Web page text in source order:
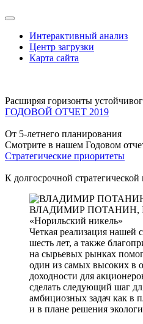
Интерактивный анализ
Центр загрузки
Карта сайта
Расширяя горизонты
ГОДОВОЙ ОТЧЕТ 2019
От 5-летнего планирования
Смотрите в нашем Годовом
Стратегические приоритеты
К долгосрочной
ВЛАДИМИР ПОТАНИН,
«Норильский никель»
Четкая реализация нашей
шесть лет, а также
на сырьевых рынках
один из самых высоких в
доходности для
сделать следующий шаг
амбициозных задач как в
и в плане решения